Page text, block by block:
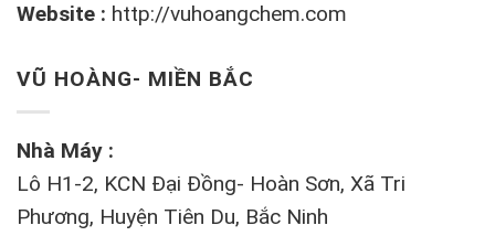
Website : http://vuhoangchem.com
VŨ HOÀNG- MIỀN BẮC
Nhà Máy :
Lô H1-2, KCN Đại Đồng- Hoàn Sơn, Xã Tri
Phương, Huyện Tiên Du, Bắc Ninh